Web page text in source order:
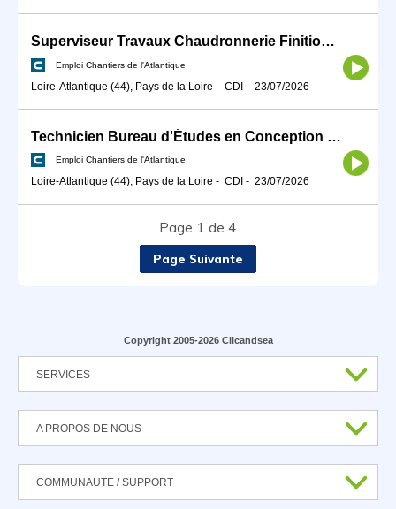
Superviseur Travaux Chaudronnerie Finitions H/F
Emploi Chantiers de l'Atlantique
Loire-Atlantique (44), Pays de la Loire - CDI - 23/07/2026
Technicien Bureau d'Études en Conception Mécanique H/F
Emploi Chantiers de l'Atlantique
Loire-Atlantique (44), Pays de la Loire - CDI - 23/07/2026
Page 1 de 4
Page Suivante
Copyright 2005-2026 Clicandsea
SERVICES
A PROPOS DE NOUS
COMMUNAUTE / SUPPORT